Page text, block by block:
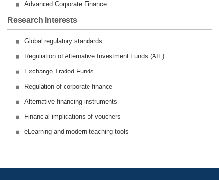
Advanced Corporate Finance
Research Interests
Global regulatory standards
Reguliation of Alternative Investment Funds (AIF)
Exchange Traded Funds
Regulation of corporate finance
Alternative financing instruments
Financial implications of vouchers
eLearning and modern teaching tools